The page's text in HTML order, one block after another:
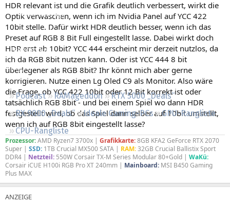
Neue Beiträge
Neueste Aktivitäten
Leserartikel
Regeln
Podcast RAMageddon
RTX 5000 „Deals“
RX 9000 „Deals“
Ideale Gaming-PCs
GPU-Rangliste
CPU-Rangliste
HDR relevant ist und die Grafik deutlich verbessert, wirkt die
Optik verwaschen, wenn ich im Nvidia Panel auf YCC 422
10bit stelle. Dafür wirkt HDR deutlich besser, wenn ich das
Preset auf RGB 8 Bit Full eingestellt lasse. Dabei wirkt doch
HDR erst ab 10bit? YCC 444 erscheint mir derzeit nutzlos, da
ich da RGB 8bit nutzen kann. Oder ist YCC 444 8 bit
überlegener als RGB 8bit? Ihr könnt mich aber gerne
korrigieren. Nutze einen Lg Oled C9 als Monitor. Also wäre
die Frage, ob YCC 422 10bit oder 12 Bit korrekt ist oder
tatsächlich RGB 8bit - und bei einem Spiel wo dann HDR
festgestellt wird, ob das Spiel dann selber auf 10bit umstellt,
wenn ich auf RGB 8bit eingestellt lasse?
Prozessor:AMD Ryzen7 3700x | Grafikkarte:8GB KFA2 GeForce RTX 2070
Super | SSD: 1TB Crucial MX500 SATA | RAM:32GB Crucial Ballistix Sport
DDR4 | Netzteil: 550W Corsair TX-M Series Modular 80+Gold | WaKü:
Corsair iCUE H100i RGB Pro XT 240mm | Mainboard: MSI B450 Gaming
Plus MAX